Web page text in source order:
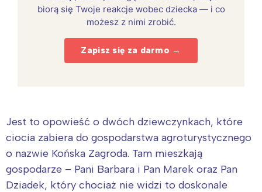
biorą się Twoje reakcje wobec dziecka — i co
możesz z nimi zrobić.
Zapisz się za darmo →
Jest to opowieść o dwóch dziewczynkach, które
ciocia zabiera do gospodarstwa agroturystycznego
o nazwie Końska Zagroda. Tam mieszkają
gospodarze – Pani Barbara i Pan Marek oraz Pan
Dziadek, który chociaż nie widzi to doskonale